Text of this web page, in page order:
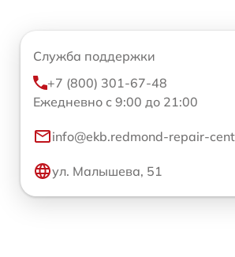
Служба поддержки
+7 (800) 301-67-48
Ежедневно с 9:00 до 21:00
info@ekb.redmond-repair-
ул. Малышева, 51